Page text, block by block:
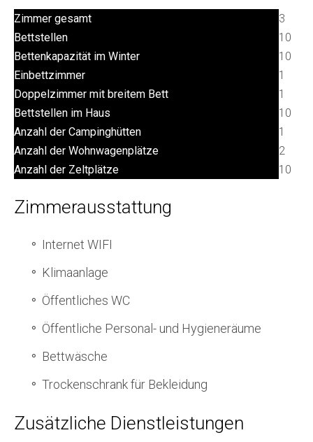
Zimmer gesamt
3
Bettstellen
10
Bettenkapazität im Winter
10
Einbettzimmer
1
Doppelzimmer mit breitem Bett
1
Bettstellen im Haus
10
Anzahl der Campinghütten
1
Anzahl der Wohnwagenplätze
2
Anzahl der Zeltplätze
10
Zimmerausstattung
Internet WIFI
Klimaanlage
Öffentliches WC
Öffentliche Personal- und Hygieneräume
Bettwäsche
Trockenschrank für Bekleidung
Zusätzliche Dienstleistungen